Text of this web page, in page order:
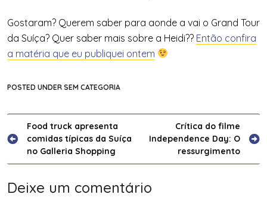
Gostaram? Querem saber para aonde a vai o Grand Tour
da Suíça? Quer saber mais sobre a Heidi?? Então confira
a matéria que eu publiquei ontem
POSTED UNDER SEM CATEGORIA
Navegação
de
Post
Food truck apresenta
comidas típicas da Suíça
no Galleria Shopping
Crítica do filme
Independence Day: O
ressurgimento
Deixe um comentário